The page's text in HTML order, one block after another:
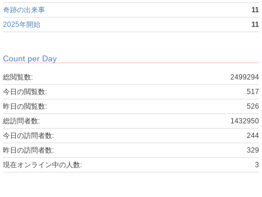
奇跡の出来事
11
2025年開始
11
Count per Day
2499294
総閲覧数:
517
今日の閲覧数:
526
昨日の閲覧数:
1432950
総訪問者数:
244
今日の訪問者数:
329
昨日の訪問者数:
3
現在オンライン中の人数: